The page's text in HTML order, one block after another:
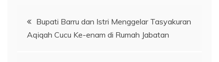
Navigasi
pos
Bupati Barru dan Istri Menggelar Tasyakuran
Aqiqah Cucu Ke-enam di Rumah Jabatan